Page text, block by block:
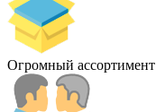
Огромный ассортимент